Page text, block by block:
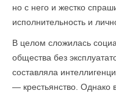
но с него и жестко
исполнительность и
В целом сложилась
общества без
составляла
— крестьянство. Однако